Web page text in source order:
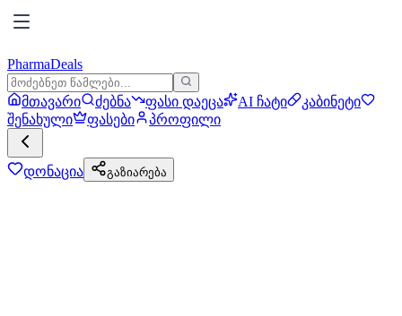
PharmaDeals
მთავარი ძებნა ფასი დაეცა AI ჩატი
კაბინეტი
შენახული
ფასები პროფილი
დონაცია გაზიარება